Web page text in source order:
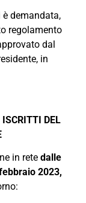
demandata,
regolamento
dal
in
ISCRITTI DEL
in rete dalle
2023,